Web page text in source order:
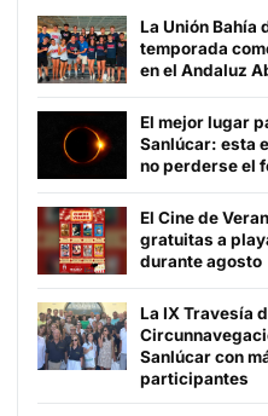
La Unión Bahía
temporada
en el Andaluz
El mejor lugar
Sanlúcar: esta
no perderse el
El Cine de
gratuitas a
durante agosto
La IX Travesía
Sanlúcar con
participantes